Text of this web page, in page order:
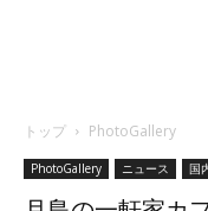
トップ PhotoGallery
PhotoGallery ニュース 国